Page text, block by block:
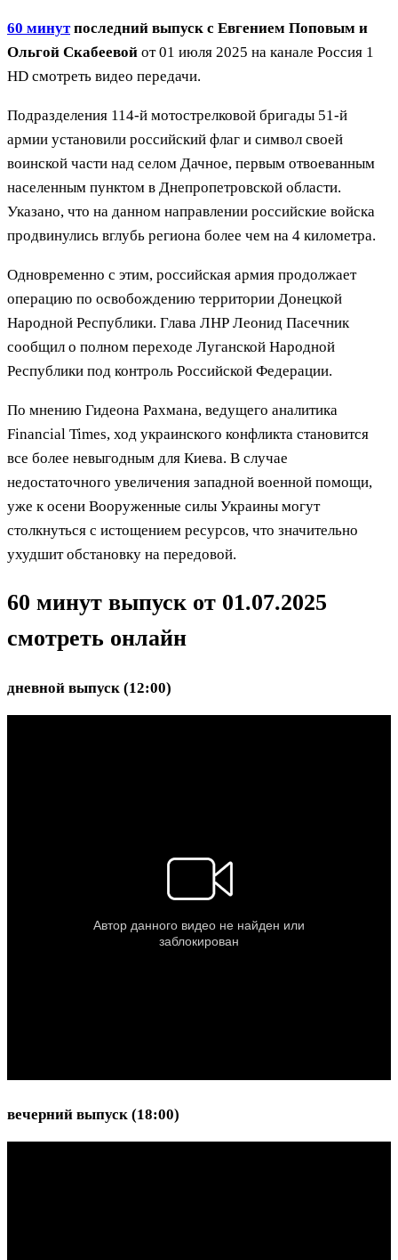
60 минутпоследний выпуск с Евгением Поповым и
Ольгой Скабеевой от 01 июля 2025 на канале Россия 1
HD смотреть видео передачи.
Подразделения 114-й мотострелковой бригады 51-й
армии установили российский флаг и символ своей
воинской части над селом Дачное, первым отвоеванным
населенным пунктом в Днепропетровской области.
Указано, что на данном направлении российские войска
продвинулись вглубь региона более чем на 4 километра.
Одновременно с этим, российская армия продолжает
операцию по освобождению территории Донецкой
Народной Республики. Глава ЛНР Леонид Пасечник
сообщил о полном переходе Луганской Народной
Республики под контроль Российской Федерации.
По мнению Гидеона Рахмана, ведущего аналитика
Financial Times, ход украинского конфликта становится
все более невыгодным для Киева. В случае
недостаточного увеличения западной военной помощи,
уже к осени Вооруженные силы Украины могут
столкнуться с истощением ресурсов, что значительно
ухудшит обстановку на передовой.
60 минут выпуск от 01.07.2025
смотреть онлайн
дневной выпуск (12:00)
вечерний выпуск (18:00)